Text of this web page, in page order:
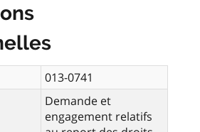
013-0741
Demande et
engagement relatifs